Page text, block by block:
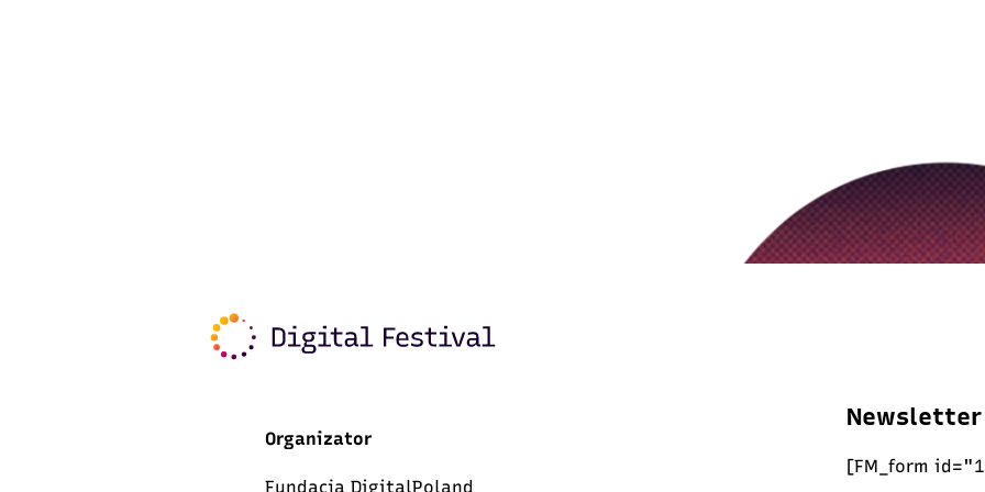
Organizator
Fundacja DigitalPoland
Newsletter
[FM_form